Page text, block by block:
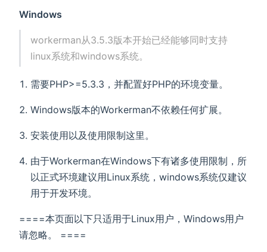
Windows
workerman从3.5.3版本开始已经能够同时支持
linux系统和windows系统。
需要PHP>=5.3.3，并配置好PHP的环境变量。
Windows版本的Workerman不依赖任何扩展。
安装使用以及使用限制这里。
由于Workerman在Windows下有诸多使用限制，所
以正式环境建议用Linux系统，windows系统仅建议
用于开发环境。
====本页面以下只适用于Linux用户，Windows用户
请忽略。 ====